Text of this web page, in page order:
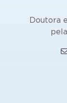
Doutora